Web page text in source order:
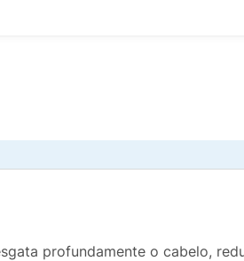
profundamente o cabelo,